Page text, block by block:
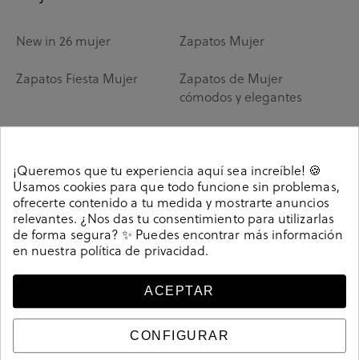
New in 26 mujer Zapatos Mujer
Zapatos Fiesta Mujer
Zapatos de Mujer
cómodos y elegantes
Zapatos de Vestir Mujer Tacones Mujer
Zapatos Mary Jane
Zapatos bluchers de
mujer
Calzado respetuoso
Merceditas Mujer
¡Queremos que tu experiencia aquí sea increíble! 🍪
Usamos cookies para que todo funcione sin problemas,
ofrecerte contenido a tu medida y mostrarte anuncios
relevantes. ¿Nos das tu consentimiento para utilizarlas
de forma segura? ✨ Puedes encontrar más información
en nuestra política de privacidad.
ACEPTAR
CONFIGURAR